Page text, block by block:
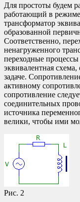
Для простоты будем
работающий в режиме
трансформатор
образованной
Соответственно,
ненагруженного
переходные
эквивалентная
задаче.
активному
сопротивление
соединительных
источника
велики, чтобы ими
Рис. 2